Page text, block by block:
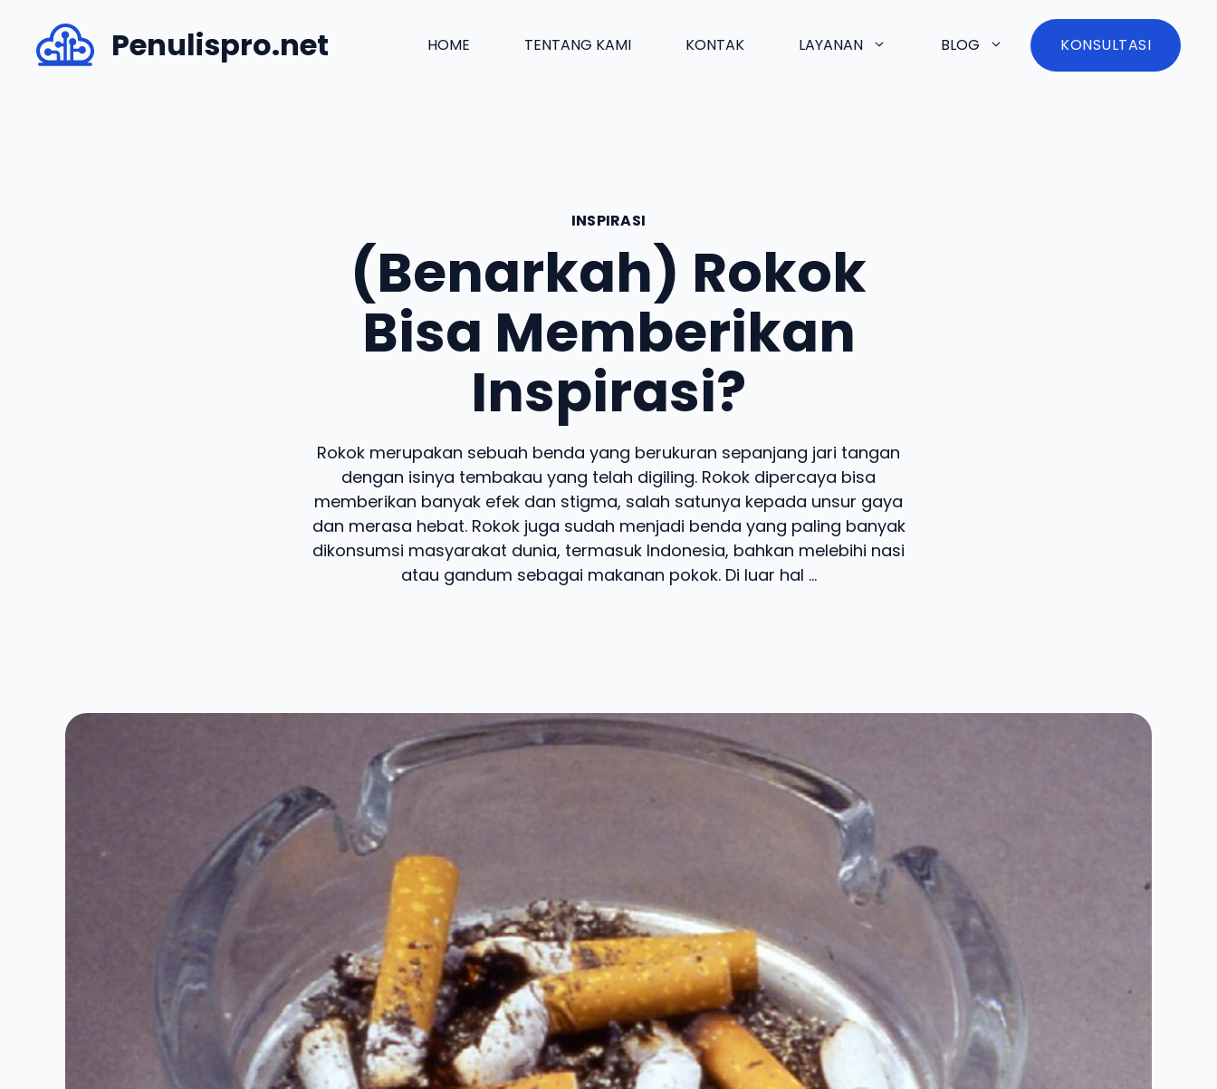
content
Penulispro.net HOME TENTANG KAMI KONTAK LAYANAN BLOG KONSULTASI
INSPIRASI
(Benarkah) Rokok
Bisa Memberikan
Inspirasi?
Rokok merupakan sebuah benda yang berukuran sepanjang jari tangan
dengan isinya tembakau yang telah digiling. Rokok dipercaya bisa
memberikan banyak efek dan stigma, salah satunya kepada unsur gaya
dan merasa hebat. Rokok juga sudah menjadi benda yang paling banyak
dikonsumsi masyarakat dunia, termasuk Indonesia, bahkan melebihi nasi
atau gandum sebagai makanan pokok. Di luar hal ...